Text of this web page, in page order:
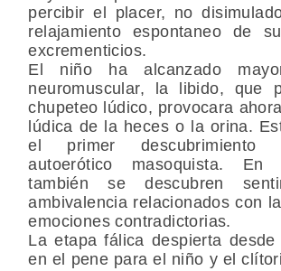
percibir el placer, no
relajamiento espontaneo de
excrementicios.
El niño ha alcanzado
neuromuscular, la libido, que
chupeteo lúdico, provocara
lúdica de la heces o la orina.
el primer descubrimiento
autoerótico masoquista. En
también se descubren
ambivalencia relacionados con
emociones contradictorias.
La etapa fálica despierta
en el pene para el niño y el